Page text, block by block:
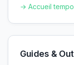
→ Accueil
Guides &